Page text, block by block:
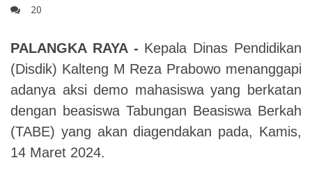
20
PALANGKA RAYA - Kepala Dinas Pendidikan
(Disdik) Kalteng M Reza Prabowo menanggapi
adanya aksi demo mahasiswa yang berkatan
dengan beasiswa Tabungan Beasiswa Berkah
(TABE) yang akan diagendakan pada, Kamis,
14 Maret 2024.